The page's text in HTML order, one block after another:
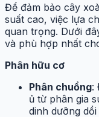
Để đảm bảo cây
suất cao, việc lựa
quan trọng. Dưới
và phù hợp nhất
Phân hữu cơ
Phân chuồng:
ủ từ phân gia
dinh dưỡng